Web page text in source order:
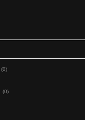
(0)
(0)